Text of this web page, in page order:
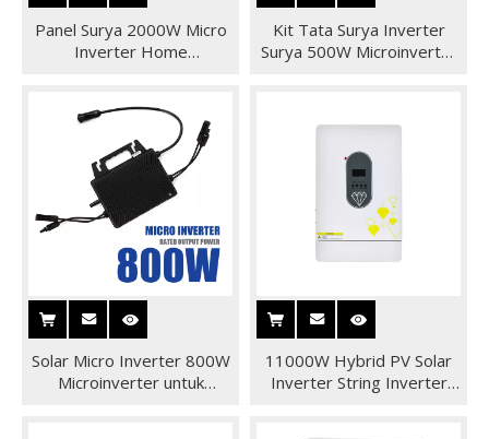
Panel Surya 2000W Micro
Inverter Home
Pemasangan Balkon / Atap
Surya
Kit Tata Surya Inverter
Surya 500W Microinverter
Solar Micro Inverter 800W
Microinverter untuk
11000W Hybrid PV Solar
Inverter String Inverter